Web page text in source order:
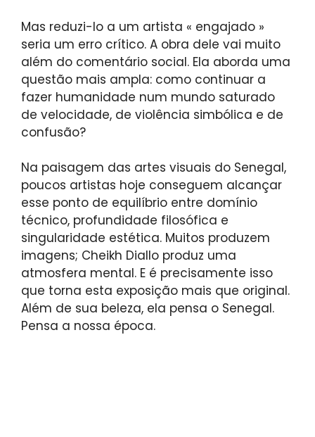
Mas reduzi-lo a um artista « engajado »
seria um erro crítico. A obra dele vai muito
além do comentário social. Ela aborda uma
questão mais ampla: como continuar a
fazer humanidade num mundo saturado
de velocidade, de violência simbólica e de
confusão?
Na paisagem das artes visuais do Senegal,
poucos artistas hoje conseguem alcançar
esse ponto de equilíbrio entre domínio
técnico, profundidade filosófica e
singularidade estética. Muitos produzem
imagens; Cheikh Diallo produz uma
atmosfera mental. E é precisamente isso
que torna esta exposição mais que original.
Além de sua beleza, ela pensa o Senegal.
Pensa a nossa época.